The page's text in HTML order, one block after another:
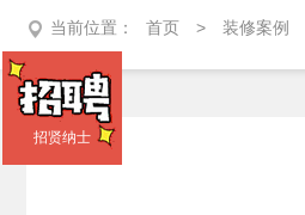
当前位置： 首页 > 装修案例
招贤纳士